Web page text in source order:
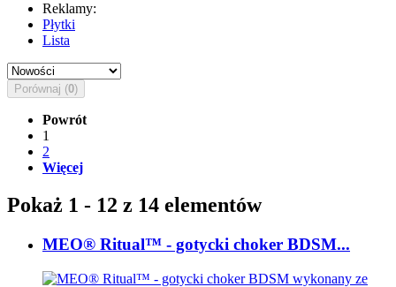
Reklamy:
Płytki
Lista
Porównaj (0)
Powrót
1
2
Więcej
Pokaż 1 - 12 z 14 elementów
MEO® Ritual™ - gotycki choker BDSM...